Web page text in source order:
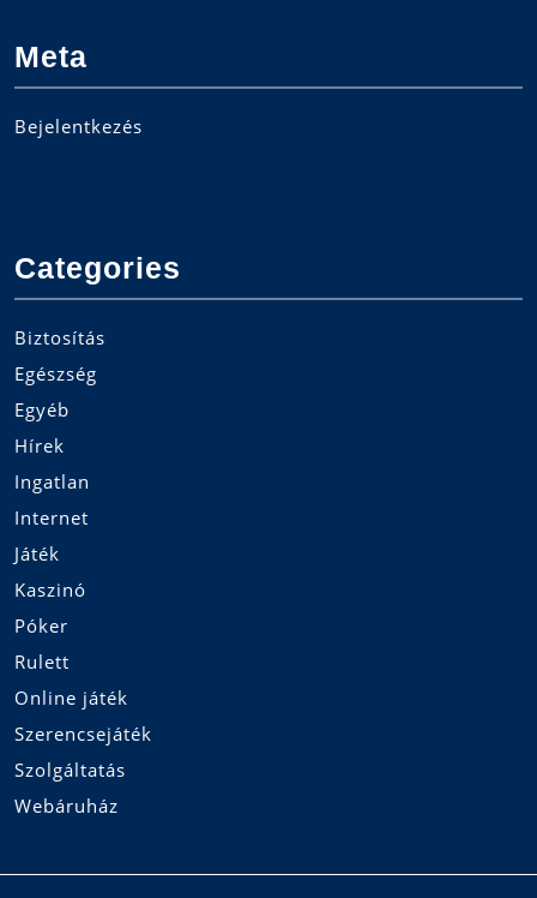
Meta
Bejelentkezés
Categories
Biztosítás
Egészség
Egyéb
Hírek
Ingatlan
Internet
Játék
Kaszinó
Póker
Rulett
Online játék
Szerencsejáték
Szolgáltatás
Webáruház